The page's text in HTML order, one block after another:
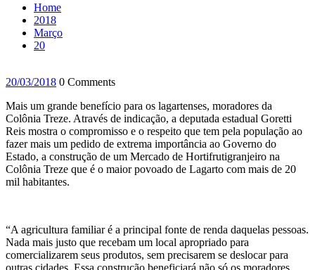
Home
2018
Março
20
20/03/2018 0 Comments
Mais um grande benefício para os lagartenses, moradores da
Colônia Treze. Através de indicação, a deputada estadual Goretti
Reis mostra o compromisso e o respeito que tem pela população ao
fazer mais um pedido de extrema importância ao Governo do
Estado, a construção de um Mercado de Hortifrutigranjeiro na
Colônia Treze que é o maior povoado de Lagarto com mais de 20
mil habitantes.
“A agricultura familiar é a principal fonte de renda daquelas pessoas.
Nada mais justo que recebam um local apropriado para
comercializarem seus produtos, sem precisarem se deslocar para
outras cidades. Essa construção beneficiará não só os moradores,